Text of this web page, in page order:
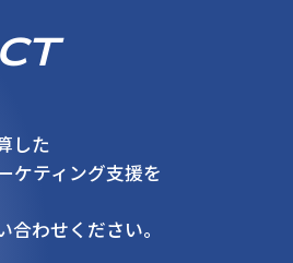
した
ケティング支援を
合わせください。